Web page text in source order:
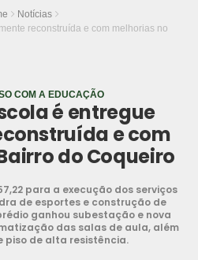
Notícias
reconstruída e com melhorias no
COM A EDUCAÇÃO
é entregue
e com
do Coqueiro
para a execução dos serviços
de esportes e construção de
ganhou subestação e nova
das salas de aula, além
piso de alta resistência.